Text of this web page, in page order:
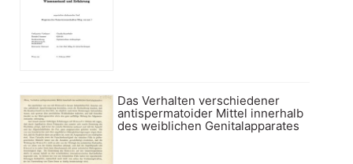
Das Verhalten verschiedener
antispermatoider Mittel innerhalb
des weiblichen Genitalapparates